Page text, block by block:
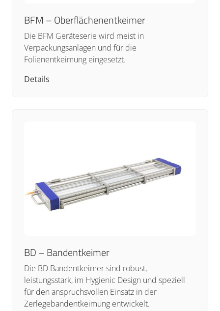
BFM – Oberflächenentkeimer
Die BFM Geräteserie wird meist in
Verpackungsanlagen und für die
Folienentkeimung eingesetzt.
Details
BD – Bandentkeimer
Die BD Bandentkeimer sind robust,
leistungsstark, im Hygienic Design und speziell
für den anspruchsvollen Einsatz in der
Zerlegebandentkeimung entwickelt.